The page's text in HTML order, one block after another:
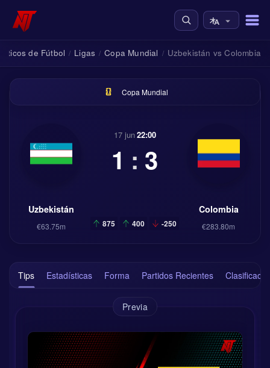
de Fútbol / Ligas / Copa Mundial / Uzbekistán vs Colombia
Copa Mundial
Uzbekistán
€63.75m
17 jun22:00
1 : 3
875 400 -250
Colombia
€283.80m
Tips Estadísticas Forma Partidos Recientes
Previa